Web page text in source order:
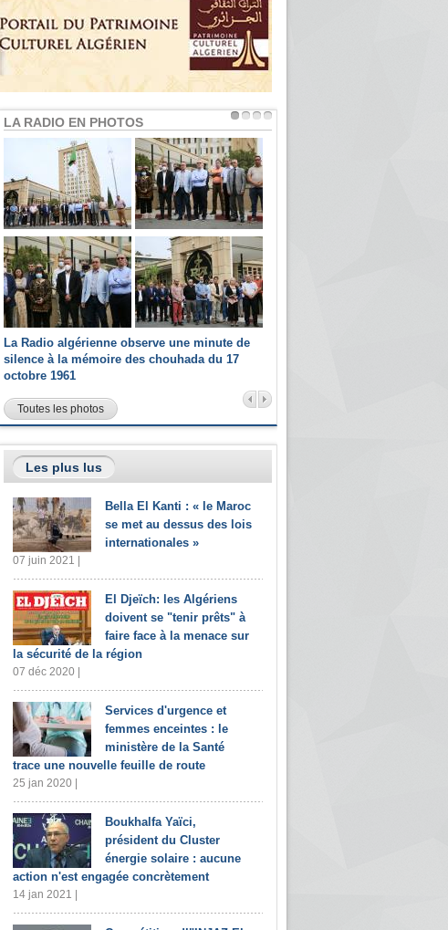
LA RADIO EN PHOTOS
La Radio algérienne observe une minute de
silence à la mémoire des chouhada du 17
octobre 1961
Toutes les photos
Les plus lus
Bella El Kanti : « le Maroc
se met au dessus des lois
internationales »
07 juin 2021 |
El Djeïch: les Algériens
doivent se "tenir prêts" à
faire face à la menace sur
la sécurité de la région
07 déc 2020 |
Services d'urgence et
femmes enceintes : le
ministère de la Santé
trace une nouvelle feuille de route
25 jan 2020 |
Boukhalfa Yaïci,
président du Cluster
énergie solaire : aucune
action n'est engagée concrètement
14 jan 2021 |